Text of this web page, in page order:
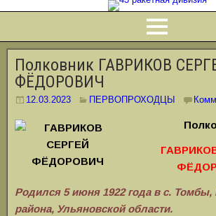
Полковник ГАВРИКОВ
ФЁДОРОВИЧ
12.03.2023 ПЕРВОПРОХОДЦЫ
Родился 5 июня 1922 года в с. Томбы,
района, Ульяновской области.